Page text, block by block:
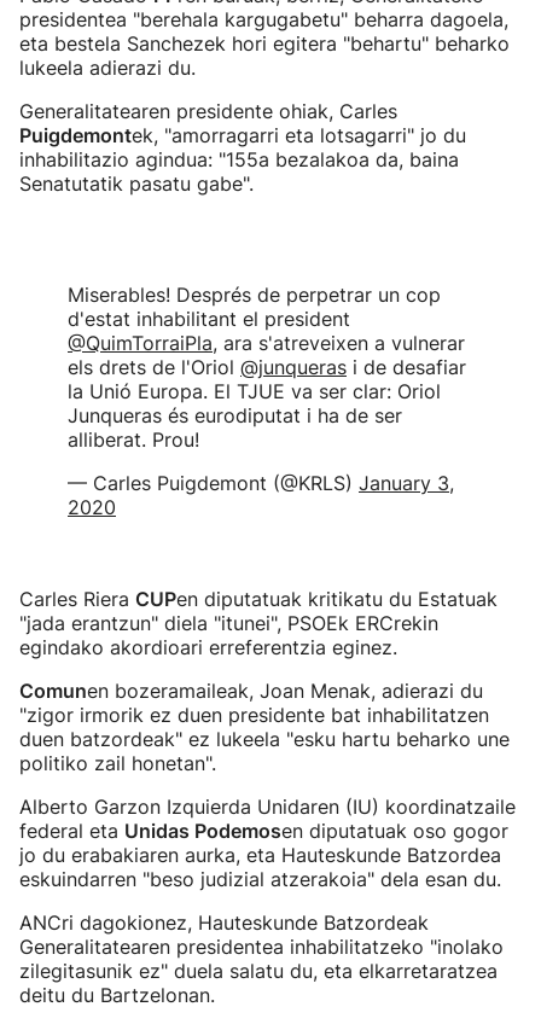
presidentea "berehala kargugabetu" beharra dagoela,
eta bestela Sanchezek hori egitera "behartu" beharko
lukeela adierazi du.
Generalitatearen presidente ohiak, Carles
Puigdemontek, "amorragarri eta lotsagarri" jo du
inhabilitazio agindua: "155a bezalakoa da, baina
Senatutatik pasatu gabe".
Miserables! Després de perpetrar un cop
d'estat inhabilitant el president
@QuimTorraiPla, ara s'atreveixen a vulnerar
els drets de l'Oriol @junqueras i de desafiar
la Unió Europa. El TJUE va ser clar: Oriol
Junqueras és eurodiputat i ha de ser
alliberat. Prou!
— Carles Puigdemont (@KRLS) January 3,
2020
Carles Riera CUPen diputatuak kritikatu du Estatuak
"jada erantzun" diela "itunei", PSOEk ERCrekin
egindako akordioari erreferentzia eginez.
Comunen bozeramaileak, Joan Menak, adierazi du
"zigor irmorik ez duen presidente bat inhabilitatzen
duen batzordeak" ez lukeela "esku hartu beharko une
politiko zail honetan".
Alberto Garzon Izquierda Unidaren (IU) koordinatzaile
federal eta Unidas Podemosen diputatuak oso gogor
jo du erabakiaren aurka, eta Hauteskunde Batzordea
eskuindarren "beso judizial atzerakoia" dela esan du.
ANCri dagokionez, Hauteskunde Batzordeak
Generalitatearen presidentea inhabilitatzeko "inolako
zilegitasunik ez" duela salatu du, eta elkarretaratzea
deitu du Bartzelonan.